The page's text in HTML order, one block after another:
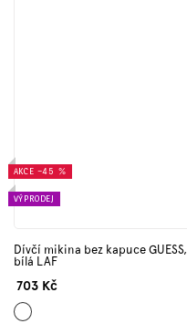
AKCE –45 %
VÝPRODEJ
Dívčí mikina bez kapuce GUESS,
bílá LAF
703 Kč
Bílá